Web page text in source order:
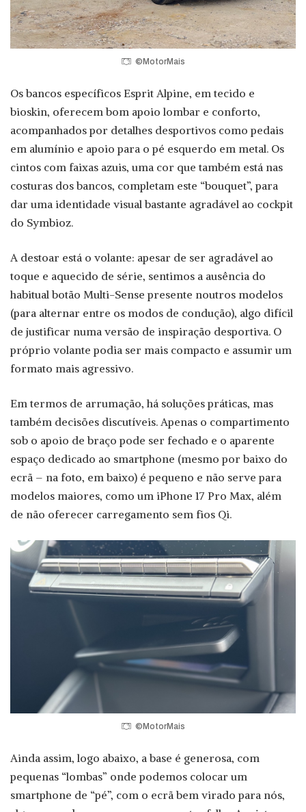
©MotorMais
Os bancos específicos Esprit Alpine, em tecido e
bioskin, oferecem bom apoio lombar e conforto,
acompanhados por detalhes desportivos como pedais
em alumínio e apoio para o pé esquerdo em metal. Os
cintos com faixas azuis, uma cor que também está nas
costuras dos bancos, completam este “bouquet”, para
dar uma identidade visual bastante agradável ao cockpit
do Symbioz.
A destoar está o volante: apesar de ser agradável ao
toque e aquecido de série, sentimos a ausência do
habitual botão Multi-Sense presente noutros modelos
(para alternar entre os modos de condução), algo difícil
de justificar numa versão de inspiração desportiva. O
próprio volante podia ser mais compacto e assumir um
formato mais agressivo.
Em termos de arrumação, há soluções práticas, mas
também decisões discutíveis. Apenas o compartimento
sob o apoio de braço pode ser fechado e o aparente
espaço dedicado ao smartphone (mesmo por baixo do
ecrã – na foto, em baixo) é pequeno e não serve para
modelos maiores, como um iPhone 17 Pro Max, além
de não oferecer carregamento sem fios Qi.
©MotorMais
Ainda assim, logo abaixo, a base é generosa, com
pequenas “lombas” onde podemos colocar um
smartphone de “pé”, com o ecrã bem virado para nós,